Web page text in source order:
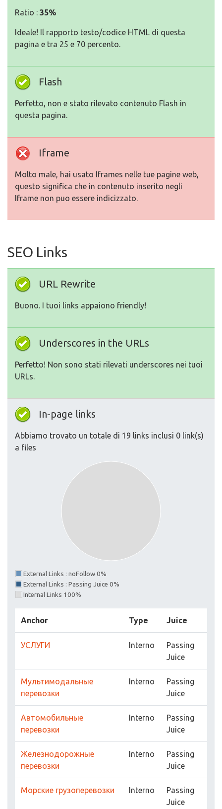
Ratio : 35%
Ideale! Il rapporto testo/codice HTML di questa
pagina e tra 25 e 70 percento.
Flash
Perfetto, non e stato rilevato contenuto Flash in
questa pagina.
Iframe
Molto male, hai usato Iframes nelle tue pagine web,
questo significa che in contenuto inserito negli
Iframe non puo essere indicizzato.
SEO Links
URL Rewrite
Buono. I tuoi links appaiono friendly!
Underscores in the URLs
Perfetto! Non sono stati rilevati underscores nei tuoi
URLs.
In-page links
Abbiamo trovato un totale di 19 links inclusi 0 link(s)
a files
External Links : noFollow 0%
External Links : Passing Juice 0%
Internal Links 100%
Anchor Type Juice
УСЛУГИ Interno
Passing
Juice
Мультимодальные
перевозки
Interno
Passing
Juice
Автомобильные
перевозки
Interno
Passing
Juice
Железнодорожные
перевозки
Interno
Passing
Juice
Морские грузоперевозки Interno
Passing
Juice